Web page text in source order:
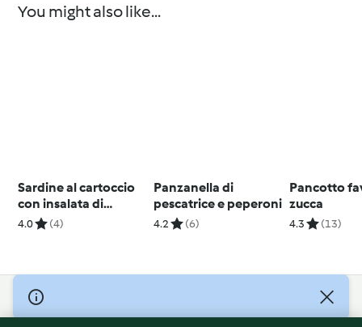
You might also like...
Sardine al cartoccio
con insalata di
fagiolini
4.0 (4)
Panzanella di
pescatrice e peperoni
4.2 (6)
Pancotto
zucca
4.3 (13)
© Copyright 2026